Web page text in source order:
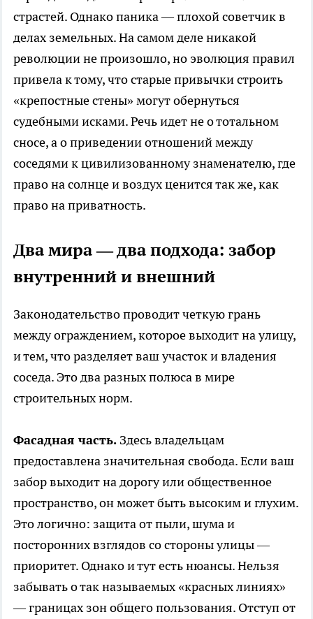
страстей. Однако паника — плохой советчик в
делах земельных. На самом деле никакой
революции не произошло, но эволюция правил
привела к тому, что старые привычки строить
«крепостные стены» могут обернуться
судебными исками. Речь идет не о тотальном
сносе, а о приведении отношений между
соседями к цивилизованному знаменателю, где
право на солнце и воздух ценится так же, как
право на приватность.
Два мира — два подхода: забор
внутренний и внешний
Законодательство проводит четкую грань
между ограждением, которое выходит на улицу,
и тем, что разделяет ваш участок и владения
соседа. Это два разных полюса в мире
строительных норм.
Фасадная часть. Здесь владельцам
предоставлена значительная свобода. Если ваш
забор выходит на дорогу или общественное
пространство, он может быть высоким и глухим.
Это логично: защита от пыли, шума и
посторонних взглядов со стороны улицы —
приоритет. Однако и тут есть нюансы. Нельзя
забывать о так называемых «красных линиях»
— границах зон общего пользования. Отступ от